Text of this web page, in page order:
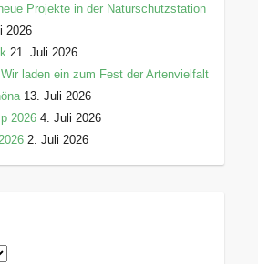
Projekte in der Naturschutzstation
2026
21. Juli 2026
laden ein zum Fest der Artenvielfalt
13. Juli 2026
2026 4. Juli 2026
2. Juli 2026